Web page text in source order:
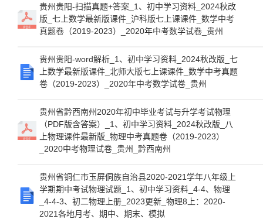
贵州贵阳-扫描真题+答案_1、初中学习资料_2024秋改
版_七上数学最新版课件_沪科版七上课课件_数学中考
真题卷（2019-2023）_2020年中考数学试卷_贵州
贵州贵阳-word解析_1、初中学习资料_2024秋改版_七
上数学最新版课件_北师大版七上课课件_数学中考真题
卷（2019-2023）_2020年中考数学试卷_贵州
贵州省黔西南州2020年初中毕业考试与升学考试物理
（PDF版含答案）_1、初中学习资料_2024秋改版_八
上物理课件最新版_物理中考真题卷（2019-2023）
_2020中考物理试卷_贵州_黔西南州
贵州省铜仁市玉屏侗族自治县2020-2021学年八年级上
学期期中考试物理试题_1、初中学习资料_4-4、物理
_4-4-3、初二物理上册_2023更新_物理8上：2020-
2021各地月考、期中、期末、模拟